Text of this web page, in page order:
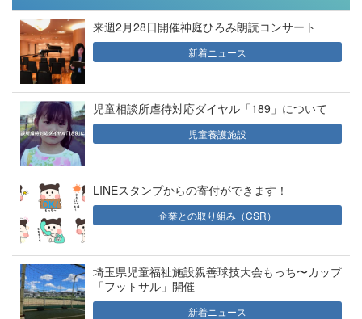
来週2月28日開催神庭ひろみ朗読コンサート
新着ニュース
児童相談所虐待対応ダイヤル「189」について
児童養護施設
LINEスタンプからの寄付ができます！
企業との取り組み（CSR）
埼玉県児童福祉施設親善球技大会もっち〜カップ
「フットサル」開催
新着ニュース